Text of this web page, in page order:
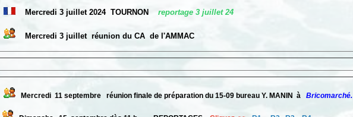
Mercredi 3 juillet 2024 TOURNON reportage 3 juillet 24
Mercredi 3 juillet réunion du CA de l'AMMAC
Mercredi 11 septembre réunion finale de préparation du 15-09 bureau Y. MANIN à Bricomarché.